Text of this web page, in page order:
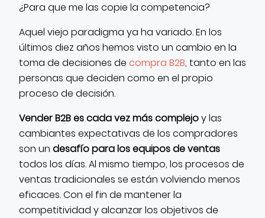
¿Para que me las copie la competencia?
Aquel viejo paradigma ya ha variado. En los
últimos diez años hemos visto un cambio en la
toma de decisiones de compra B2B, tanto en las
personas que deciden como en el propio
proceso de decisión.
Vender B2B es cada vez más complejoy las
cambiantes expectativas de los compradores
son un desafío para los equipos de ventas
todos los días. Al mismo tiempo, los procesos de
ventas tradicionales se están volviendo menos
eficaces. Con el fin de mantener la
competitividad y alcanzar los objetivos de